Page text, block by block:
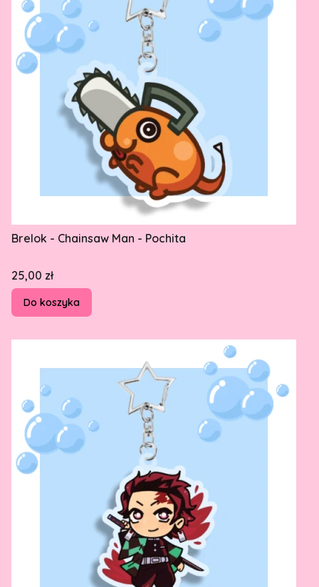
Brelok - Chainsaw Man - Pochita
Cena
25,00 zł
Do koszyka